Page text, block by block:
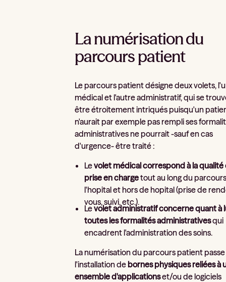
La numérisation du
parcours patient
Le parcours patient désigne deux volets,
médical et l'autre administratif, qui se
être étroitement intriqués puisqu'un
n'aurait par exemple pas rempli ses
administratives ne pourrait -sauf en cas
d'urgence- être traité :
Levolet médical correspond à la qualité
prise en chargetout au long du
l'hopital et hors de hopital (prise de
vous, suivi, etc.).
Levolet administratif concerne quant à
toutes les formalités administrativesqui
encadrent l'administration des soins.
La numérisation du parcours patient
l'installation de bornes physiques reliées à
ensemble d'applicationset/ou de logiciels